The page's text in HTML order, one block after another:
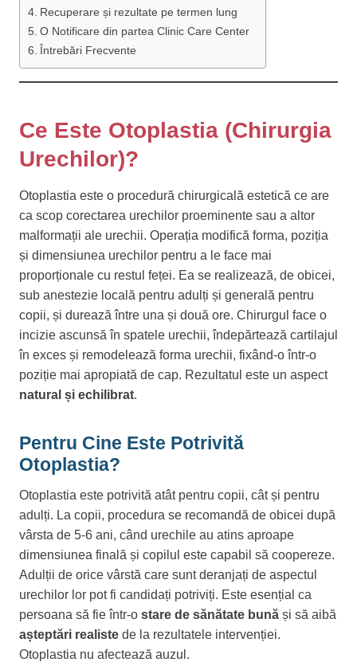
Recuperare și rezultate pe termen lung
O Notificare din partea Clinic Care Center
Întrebări Frecvente
Ce Este Otoplastia (chirurgia
Urechilor)?
Otoplastia este o procedură chirurgicală estetică ce are
ca scop corectarea urechilor proeminente sau a altor
malformații ale urechii. Operația modifică forma, poziția
și dimensiunea urechilor pentru a le face mai
proporționale cu restul feței. Ea se realizează, de obicei,
sub anestezie locală pentru adulți și generală pentru
copii, și durează între una și două ore. Chirurgul face o
incizie ascunsă în spatele urechii, îndepărtează cartilajul
în exces și remodelează forma urechii, fixând-o într-o
poziție mai apropiată de cap. Rezultatul este un aspect
natural și echilibrat.
Pentru Cine Este Potrivită
Otoplastia?
Otoplastia este potrivită atât pentru copii, cât și pentru
adulți. La copii, procedura se recomandă de obicei după
vârsta de 5-6 ani, când urechile au atins aproape
dimensiunea finală și copilul este capabil să coopereze.
Adulții de orice vârstă care sunt deranjați de aspectul
urechilor lor pot fi candidați potriviți. Este esențial ca
persoana să fie într-o stare de sănătate bună și să aibă
așteptări realiste de la rezultatele intervenției.
Otoplastia nu afectează auzul.